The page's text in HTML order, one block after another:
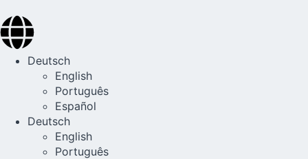
Deutsch
English
Português
Español
Deutsch
English
Português